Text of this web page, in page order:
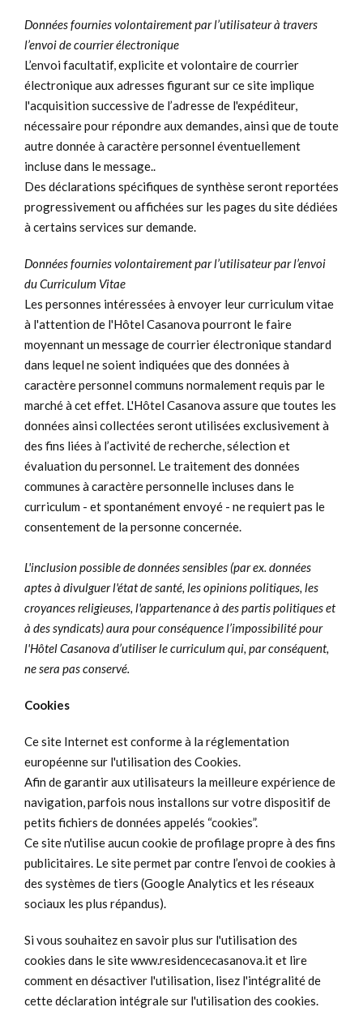
Données fournies volontairement par l’utilisateur à travers
l’envoi de courrier électronique
L’envoi facultatif, explicite et volontaire de courrier
électronique aux adresses figurant sur ce site implique
l'acquisition successive de l’adresse de l'expéditeur,
nécessaire pour répondre aux demandes, ainsi que de toute
autre donnée à caractère personnel éventuellement
incluse dans le message..
Des déclarations spécifiques de synthèse seront reportées
progressivement ou affichées sur les pages du site dédiées
à certains services sur demande.
Données fournies volontairement par l’utilisateur par l’envoi
du Curriculum Vitae
Les personnes intéressées à envoyer leur curriculum vitae
à l'attention de l'Hôtel Casanova pourront le faire
moyennant un message de courrier électronique standard
dans lequel ne soient indiquées que des données à
caractère personnel communs normalement requis par le
marché à cet effet. L'Hôtel Casanova assure que toutes les
données ainsi collectées seront utilisées exclusivement à
des fins liées à l’activité de recherche, sélection et
évaluation du personnel. Le traitement des données
communes à caractère personnelle incluses dans le
curriculum - et spontanément envoyé - ne requiert pas le
consentement de la personne concernée.
L'inclusion possible de données sensibles (par ex. données
aptes à divulguer l'état de santé, les opinions politiques, les
croyances religieuses, l'appartenance à des partis politiques et
à des syndicats) aura pour conséquence l’impossibilité pour
l'Hôtel Casanova d’utiliser le curriculum qui, par conséquent,
ne sera pas conservé.
Cookies
Ce site Internet est conforme à la réglementation
européenne sur l'utilisation des Cookies.
Afin de garantir aux utilisateurs la meilleure expérience de
navigation, parfois nous installons sur votre dispositif de
petits fichiers de données appelés “cookies”.
Ce site n'utilise aucun cookie de profilage propre à des fins
publicitaires. Le site permet par contre l’envoi de cookies à
des systèmes de tiers (Google Analytics et les réseaux
sociaux les plus répandus).
Si vous souhaitez en savoir plus sur l'utilisation des
cookies dans le site www.residencecasanova.it et lire
comment en désactiver l'utilisation, lisez l'intégralité de
cette déclaration intégrale sur l'utilisation des cookies.